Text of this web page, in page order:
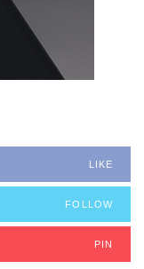
LIKE
FOLLOW
PIN